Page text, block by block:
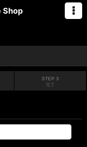
Shop
STEP 3
完了